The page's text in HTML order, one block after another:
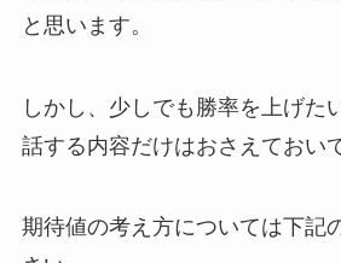
と思います。
しかし、少しでも勝率を上げた
話する内容だけはおさえておい
期待値の考え方については下記